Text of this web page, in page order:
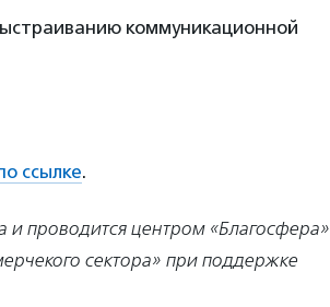
коммуникационной
ссылке.
проводится центром «Благосфера»
сектора» при поддержке